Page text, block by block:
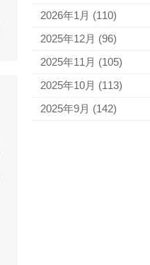
イブ・サンローラン
ヴェロ・キーオ
ウンガロ
エヴー
エミリオ・プッチ
エルメス
2026年1月 (110)
2025年12月 (96)
2025年11月 (105)
2025年10月 (113)
2025年9月 (142)